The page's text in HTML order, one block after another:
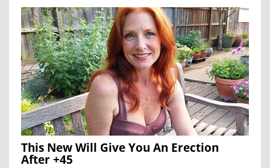
This New Will Give You An Erection
After +45